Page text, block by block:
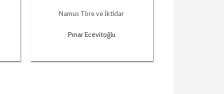
Namus Töre ve İktidar
Pınar Ecevitoğlu